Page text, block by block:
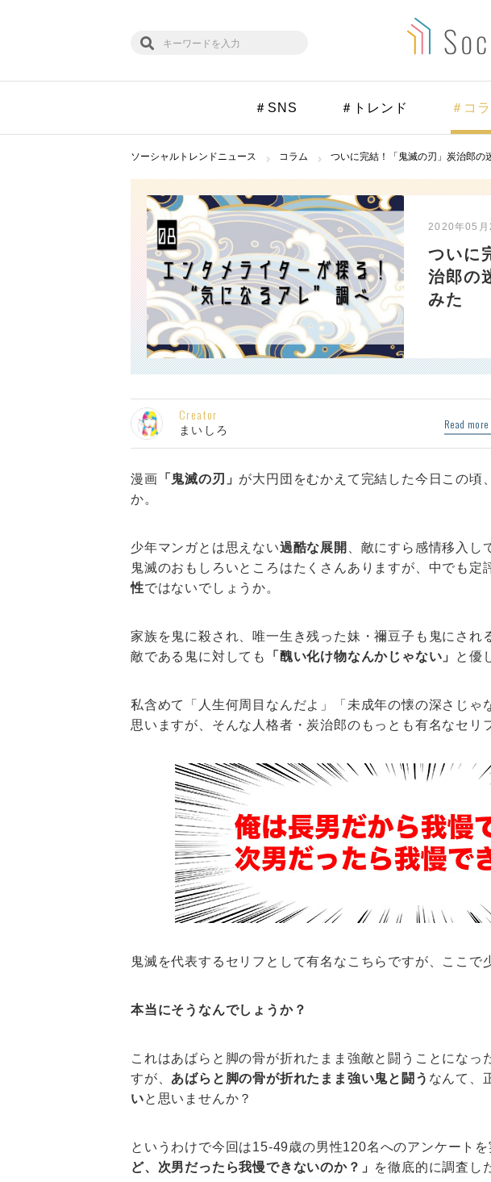
＃SNS ＃トレンド ＃コ
ソーシャルトレンドニュース コラム ついに完結！「鬼滅の刃」炭治郎の
2020年05月
ついに
治郎の
みた
Creator
まいしろ Read more
漫画 「鬼滅の刃」 が大円団をむかえて完結した今日この頃
か。
少年マンガとは思えない過酷な展開 、敵にすら感情移入し
鬼滅のおもしろいところはたくさんありますが、中でも定
性ではないでしょうか。
家族を鬼に殺され、唯一生き残った妹・禰豆子も鬼にされ
敵である鬼に対しても
「醜い化け物なんかじゃない」 と優
私含めて「人生何周目なんだよ」「未成年の懐の深さじゃ
思いますが、そんな人格者・炭治郎のもっとも有名なセリ
鬼滅を代表するセリフとして有名なこちらですが、ここで
本当にそうなんでしょうか？
これはあばらと脚の骨が折れたまま強敵と闘うことになっ
すが、 あばらと脚の骨が折れたまま強い鬼と闘う なんて、
いと思いませんか？
というわけで今回は15-49歳の男性120名へのアンケートを
ど、次男だったら我慢できないのか？」 を徹底的に調査し